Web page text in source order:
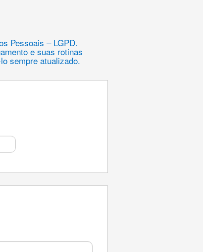
Pessoais – LGPD.
e suas rotinas
sempre atualizado.